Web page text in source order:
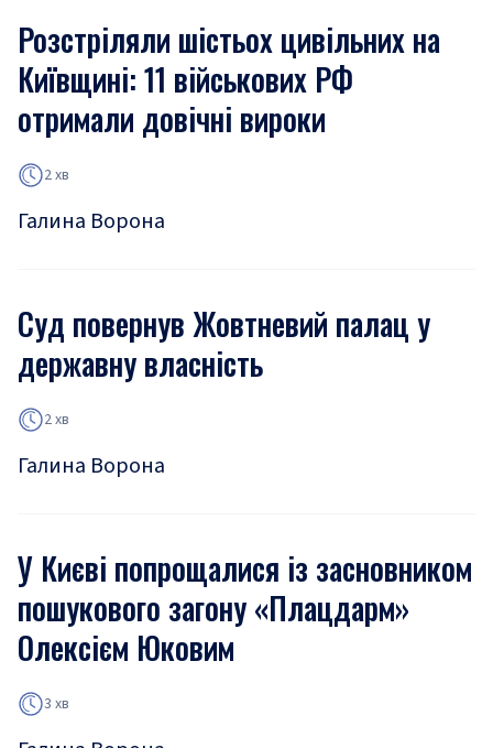
Розстріляли шістьох цивільних на
Київщині: 11 військових РФ
отримали довічні вироки
2 хв
Галина Ворона
Суд повернув Жовтневий палац у
державну власність
2 хв
Галина Ворона
У Києві попрощалися із засновником
пошукового загону «Плацдарм»
Олексієм Юковим
3 хв